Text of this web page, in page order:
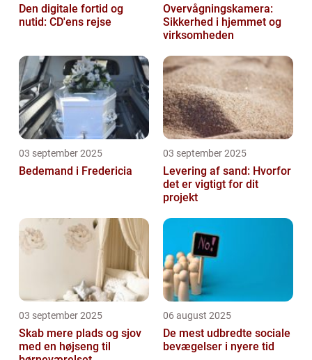
Den digitale fortid og
nutid: CD'ens rejse
Overvågningskamera:
Sikkerhed i hjemmet og
virksomheden
03 september 2025
Bedemand i Fredericia
03 september 2025
Levering af sand: Hvorfor
det er vigtigt for dit
projekt
03 september 2025
Skab mere plads og sjov
med en højseng til
06 august 2025
De mest udbredte sociale
bevægelser i nyere tid